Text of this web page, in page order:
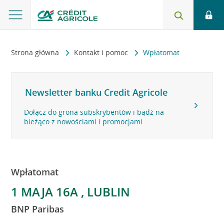
Strona główna Kontakt i pomoc Wpłatomat
Newsletter banku Credit Agricole
Dołącz do grona subskrybentów i bądź na
bieżąco z nowościami i promocjami
Wpłatomat
1 MAJA 16A , LUBLIN
BNP Paribas